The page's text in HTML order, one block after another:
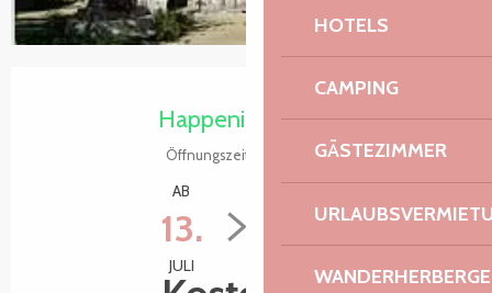
HOTELS
CAMPING
GÄSTEZIMMER
Öffnungszeiten & Kontaktdaten
Happening heute
Öffnungszeiten ansehen
AB
13.
JULI
20.
AUGUST